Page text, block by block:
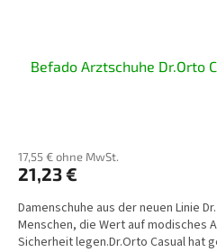
Befado Arztschuhe Dr.Orto
17,55 € ohne MwSt.
21,23 €
Damenschuhe aus der neuen Linie
Menschen, die Wert auf modisches
Sicherheit legen.Dr.Orto Casual hat